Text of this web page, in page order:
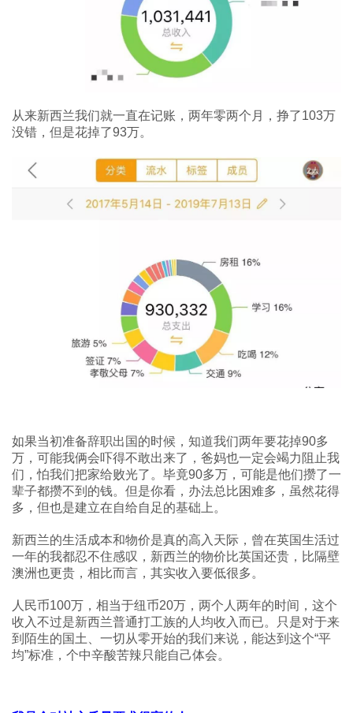
从来新西兰我们就一直在记账，两年零两个月，挣了103万
没错，但是花掉了93万。
如果当初准备辞职出国的时候，知道我们两年要花掉90多
万，可能我俩会吓得不敢出来了，爸妈也一定会竭力阻止我
们，怕我们把家给败光了。毕竟90多万，可能是他们攒了一
辈子都攒不到的钱。但是你看，办法总比困难多，虽然花得
多，但也是建立在自给自足的基础上。
新西兰的生活成本和物价是真的高入天际，曾在英国生活过
一年的我都忍不住感叹，新西兰的物价比英国还贵，比隔壁
澳洲也更贵，相比而言，其实收入要低很多。
人民币100万，相当于纽币20万，两个人两年的时间，这个
收入不过是新西兰普通打工族的人均收入而已。只是对于来
到陌生的国土、一切从零开始的我们来说，能达到这个“平
均”标准，个中辛酸苦辣只能自己体会。